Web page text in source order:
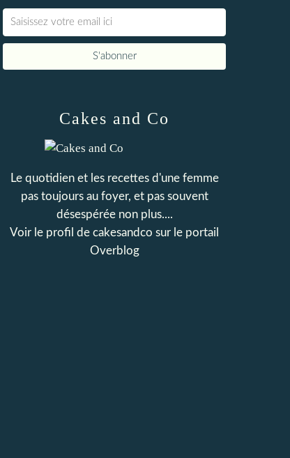
Cakes and Co
Le quotidien et les recettes d'une femme
pas toujours au foyer, et pas souvent
désespérée non plus....
Voir le profil de cakesandco sur le portail
Overblog